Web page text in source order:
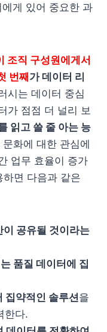
게 있어 중요한 과
조직 구성원에게서
번째가 데이터 리
시는 데이터 중심
가 점점 더 널리 보
읽고 쓸 줄 아는 능
화에 대한 관심에
업무 효율이 증가
면 다음과 같은
이 공유될 것이라는
품질 데이터에 집
집약적인 솔루션을
한다.